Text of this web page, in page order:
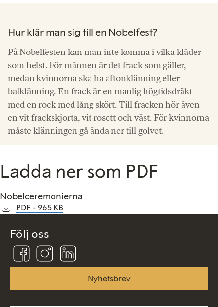
Hur klär man sig till en Nobelfest?
På Nobelfesten kan man inte komma i vilka kläder
som helst. För männen är det frack som gäller,
medan kvinnorna ska ha aftonklänning eller
balklänning. En frack är en manlig högtidsdräkt
med en rock med lång skört. Till fracken hör även
en vit frackskjorta, vit rosett och väst. För kvinnorna
måste klänningen gå ända ner till golvet.
Ladda ner som PDF
Nobelceremonierna
PDF 965 KB
Följ oss
Följ
oss
på
Följ
på
InstagramLinkedin
Nyhetsbrev